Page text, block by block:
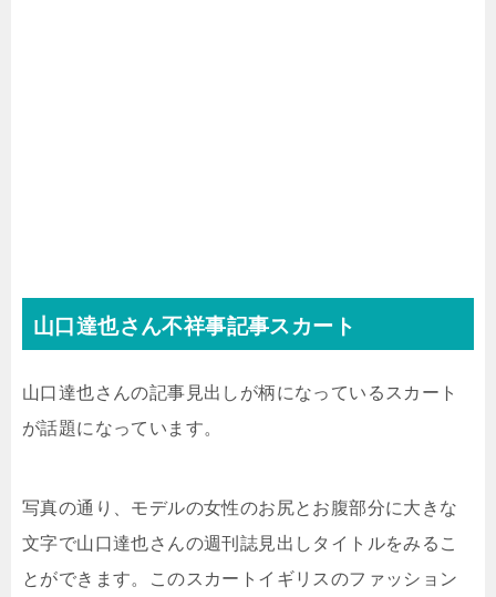
山口達也さん不祥事記事スカート
山口達也さんの記事見出しが柄になっているスカート
が話題になっています。
写真の通り、モデルの女性のお尻とお腹部分に大きな
文字で山口達也さんの週刊誌見出しタイトルをみるこ
とができます。このスカートイギリスのファッション